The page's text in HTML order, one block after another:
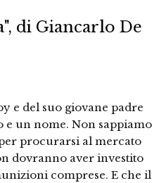
di Giancarlo De
e del suo giovane padre
un nome. Non sappiamo
procurarsi al mercato
dovranno aver investito
comprese. E che il